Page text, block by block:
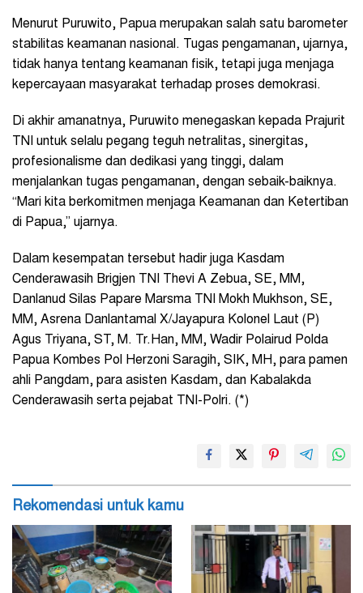
Menurut Puruwito, Papua merupakan salah satu barometer
stabilitas keamanan nasional. Tugas pengamanan, ujarnya,
tidak hanya tentang keamanan fisik, tetapi juga menjaga
kepercayaan masyarakat terhadap proses demokrasi.
Di akhir amanatnya, Puruwito menegaskan kepada Prajurit
TNI untuk selalu pegang teguh netralitas, sinergitas,
profesionalisme dan dedikasi yang tinggi, dalam
menjalankan tugas pengamanan, dengan sebaik-baiknya.
“Mari kita berkomitmen menjaga Keamanan dan Ketertiban
di Papua,” ujarnya.
Dalam kesempatan tersebut hadir juga Kasdam
Cenderawasih Brigjen TNI Thevi A Zebua, SE, MM,
Danlanud Silas Papare Marsma TNI Mokh Mukhson, SE,
MM, Asrena Danlantamal X/Jayapura Kolonel Laut (P)
Agus Triyana, ST, M. Tr.Han, MM, Wadir Polairud Polda
Papua Kombes Pol Herzoni Saragih, SIK, MH, para pamen
ahli Pangdam, para asisten Kasdam, dan Kabalakda
Cenderawasih serta pejabat TNI-Polri. (*)
Rekomendasi untuk kamu